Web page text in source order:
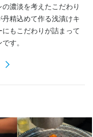
濃淡を考えたこだわり
精込めて作る浅漬けキ
もこだわりが詰まって
す。
もご用意。終電もしっ
ークや副業もOKなの
て働けます。
んからの独立です。し
囲気を提供していきた
応じて、昇給やボーナ